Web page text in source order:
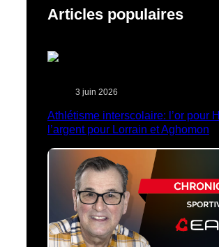
Articles populaires
3 juin 2026
Athlétisme interscolaire: l’or pour
l’argent pour Lorrain et Aghomon